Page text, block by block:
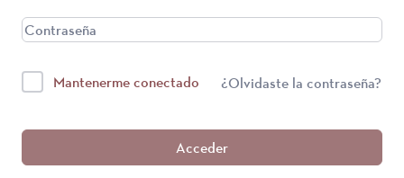
Mantenerme conectado ¿Olvidaste la contraseña?
Acceder